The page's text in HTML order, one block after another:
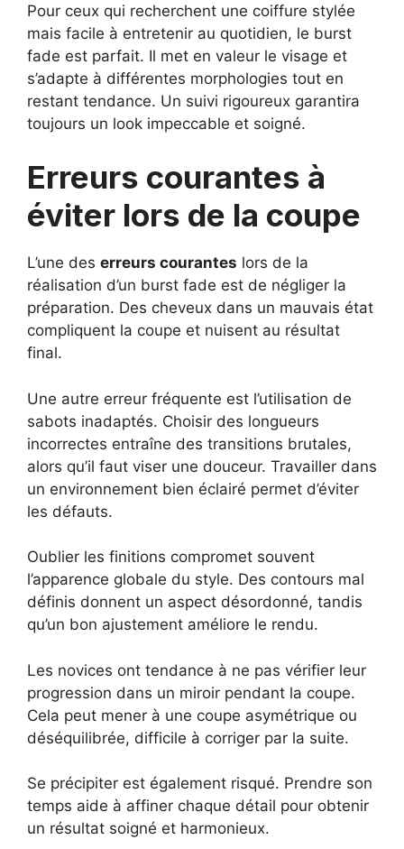
Pour ceux qui recherchent une coiffure stylée
mais facile à entretenir au quotidien, le burst
fade est parfait. Il met en valeur le visage et
s’adapte à différentes morphologies tout en
restant tendance. Un suivi rigoureux garantira
toujours un look impeccable et soigné.
Erreurs courantes à
éviter lors de la coupe
L’une des erreurs courantes lors de la
réalisation d’un burst fade est de négliger la
préparation. Des cheveux dans un mauvais état
compliquent la coupe et nuisent au résultat
final.
Une autre erreur fréquente est l’utilisation de
sabots inadaptés. Choisir des longueurs
incorrectes entraîne des transitions brutales,
alors qu’il faut viser une douceur. Travailler dans
un environnement bien éclairé permet d’éviter
les défauts.
Oublier les finitions compromet souvent
l’apparence globale du style. Des contours mal
définis donnent un aspect désordonné, tandis
qu’un bon ajustement améliore le rendu.
Les novices ont tendance à ne pas vérifier leur
progression dans un miroir pendant la coupe.
Cela peut mener à une coupe asymétrique ou
déséquilibrée, difficile à corriger par la suite.
Se précipiter est également risqué. Prendre son
temps aide à affiner chaque détail pour obtenir
un résultat soigné et harmonieux.